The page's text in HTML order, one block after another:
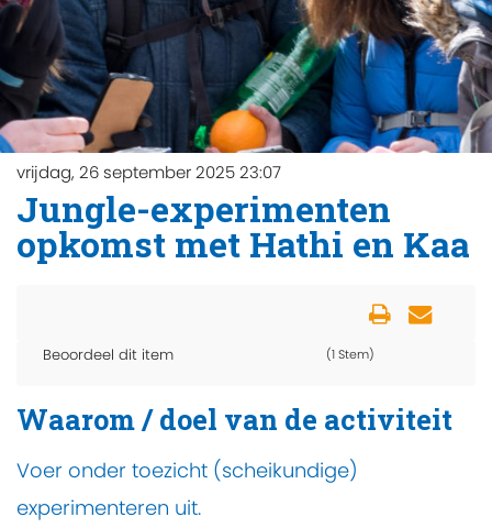
vrijdag, 26 september 2025 23:07
Jungle-experimenten
opkomst met Hathi en Kaa
Beoordeel dit item (1 Stem)
Waarom / doel van de activiteit
Voer onder toezicht (scheikundige)
experimenteren uit.